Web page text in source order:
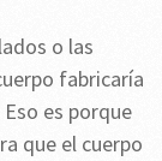
o las
fabricaría
es porque
que el cuerpo